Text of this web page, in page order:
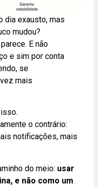
dia exausto, mas
mudou?
E não
e sim por conta
se
mais
o contrário:
notificações, mais
do meio: usar
e não como um